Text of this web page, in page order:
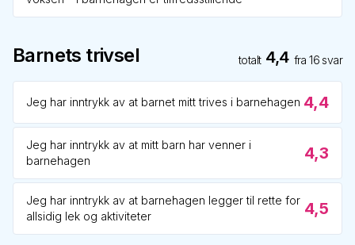
Barnets trivsel totalt 4,4 fra16 svar
Jeg har inntrykk av at barnet mitt trives i barnehagen 4,4
Jeg har inntrykk av at mitt barn har venner i
barnehagen
4,3
Jeg har inntrykk av at barnehagen legger til rette for
allsidig lek og aktiviteter
4,5